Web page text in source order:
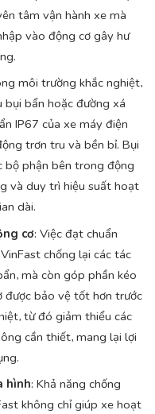
tâm vận hành xe mà
vào động cơ gây hư
môi trường khắc nghiệt,
bụi bẩn hoặc đường xá
IP67 của xe máy điện
trơn tru và bền bỉ. Bụi
bộ phận bên trong động
và duy trì hiệu suất hoạt
dài.
cơ: Việc đạt chuẩn
chống lại các tác
mà còn góp phần kéo
được bảo vệ tốt hơn trước
từ đó giảm thiểu các
cần thiết, mang lại lợi
hình: Khả năng chống
không chỉ giúp xe hoạt